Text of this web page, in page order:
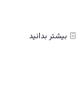
بیشتر بدانید